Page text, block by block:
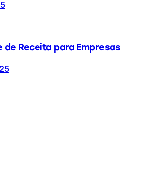
de Receita para Empresas